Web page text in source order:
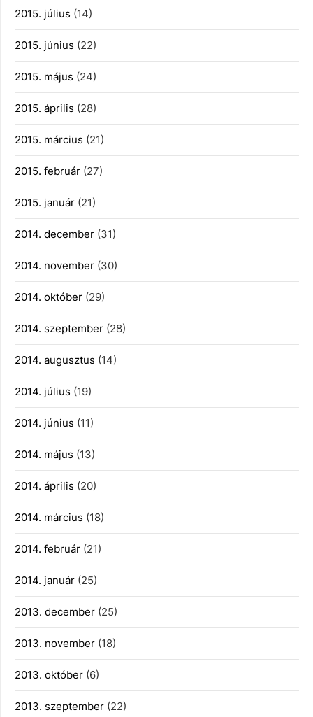
2015. július (14)
2015. június (22)
2015. május (24)
2015. április (28)
2015. március (21)
2015. február (27)
2015. január (21)
2014. december (31)
2014. november (30)
2014. október (29)
2014. szeptember (28)
2014. augusztus (14)
2014. július (19)
2014. június (11)
2014. május (13)
2014. április (20)
2014. március (18)
2014. február (21)
2014. január (25)
2013. december (25)
2013. november (18)
2013. október (6)
2013. szeptember (22)